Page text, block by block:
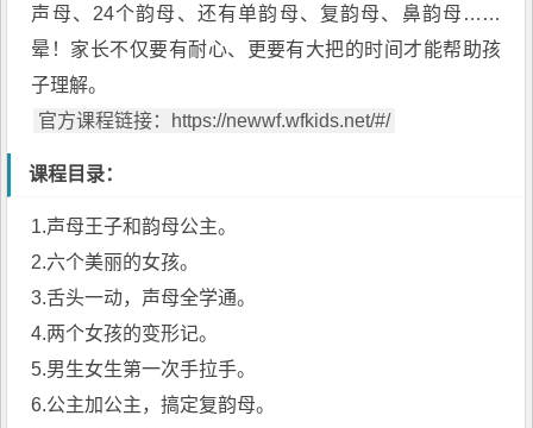
声母、24个韵母、还有单韵母、复韵母、鼻韵母……
晕！家长不仅要有耐心、更要有大把的时间才能帮助孩
子理解。
官方课程链接：https://newwf.wfkids.net/#/
课程目录：
1.声母王子和韵母公主。
2.六个美丽的女孩。
3.舌头一动，声母全学通。
4.两个女孩的变形记。
5.男生女生第一次手拉手。
6.公主加公主，搞定复韵母。